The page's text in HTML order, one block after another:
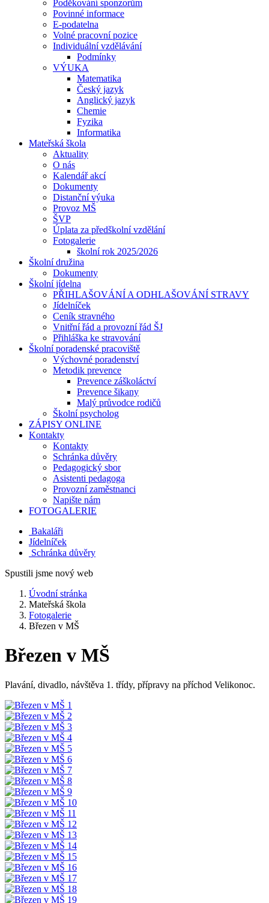
Poděkování sponzorům
Povinné informace
E-podatelna
Volné pracovní pozice
Individuální vzdělávání
Podmínky
VÝUKA
Matematika
Český jazyk
Anglický jazyk
Chemie
Fyzika
Informatika
Mateřská škola
Aktuality
O nás
Kalendář akcí
Dokumenty
Distanční výuka
Provoz MŠ
ŠVP
Úplata za předškolní vzdělání
Fotogalerie
školní rok 2025/2026
Školní družina
Dokumenty
Školní jídelna
PŘIHLAŠOVÁNÍ A ODHLAŠOVÁNÍ STRAVY
Jídelníček
Ceník stravného
Vnitřní řád a provozní řád ŠJ
Přihláška ke stravování
Školní poradenské pracoviště
Výchovné poradenství
Metodik prevence
Prevence záškoláctví
Prevence šikany
Malý průvodce rodičů
Školní psycholog
ZÁPISY ONLINE
Kontakty
Kontakty
Schránka důvěry
Pedagogický sbor
Asistenti pedagoga
Provozní zaměstnanci
Napište nám
FOTOGALERIE
Bakaláři
Jídelníček
Schránka důvěry
Spustili jsme nový web
Úvodní stránka
Mateřská škola
Fotogalerie
Březen v MŠ
Březen v MŠ
Plavání, divadlo, návštěva 1. třídy, přípravy na příchod Velikonoc.